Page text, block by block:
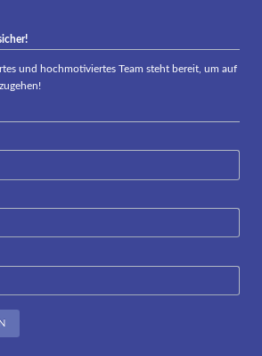
und hochmotiviertes Team steht bereit, um auf